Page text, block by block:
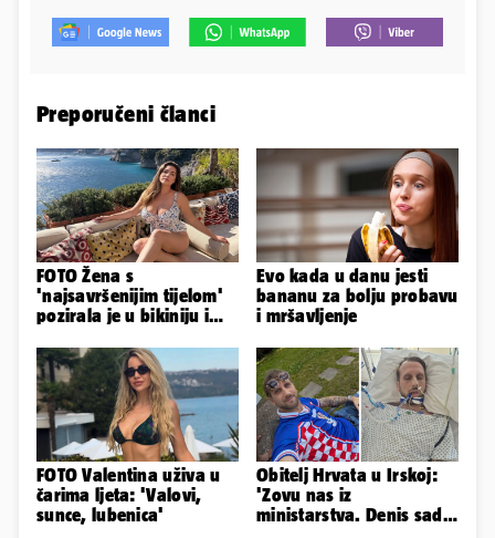
Preporučeni članci
FOTO Žena s
'najsavršenijim tijelom'
pozirala je u bikiniju i
obline...
Evo kada u danu jesti
bananu za bolju probavu
i mršavljenje
FOTO Valentina uživa u
čarima ljeta: 'Valovi,
sunce, lubenica'
Obitelj Hrvata u Irskoj:
'Zovu nas iz
ministarstva. Denis sada